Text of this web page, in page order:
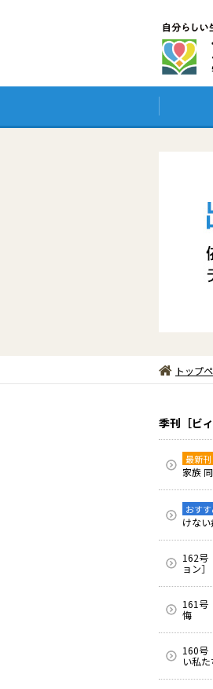
トップ
季刊［ビ
最新刊
家族
おすす
けな
162号
ョン］
161号
悔
160号
い私た